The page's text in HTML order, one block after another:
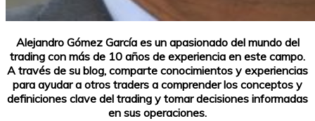
Alejandro Gómez García es un apasionado del mundo del
trading con más de 10 años de experiencia en este campo.
A través de su blog, comparte conocimientos y experiencias
para ayudar a otros traders a comprender los conceptos y
definiciones clave del trading y tomar decisiones informadas
en sus operaciones.